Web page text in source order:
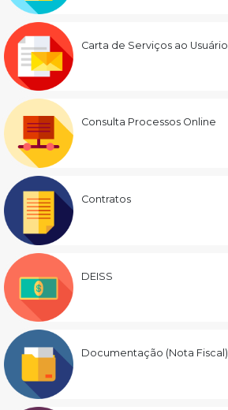
Carta de Serviços ao Usuário
Consulta Processos Online
Contratos
DEISS
Documentação (Nota Fiscal)